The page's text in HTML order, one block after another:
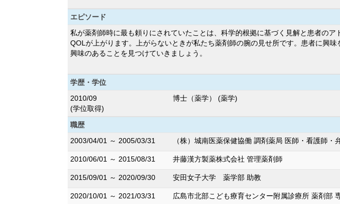
エピソード
私が薬剤師時に最も頼りにされていたことは、科学的根拠に基づく見解と患者の
QOLが上がります。上がらないときが私たち薬剤師の腕の見せ所です。患者に興
興味のあることを見つけていきましょう。
学歴・学位
2010/09
(学位取得)
博士（薬学） (薬学)
職歴
2003/04/01 ～ 2005/03/31
（株）城南医薬保健協働 調剤薬局 医師・看護師・
2010/06/01 ～ 2015/08/31 井藤漢方製薬株式会社 管理薬剤師
2015/09/01 ～ 2020/09/30 安田女子大学 薬学部 助教
2020/10/01 ～ 2021/03/31 広島市北部こども療育センター附属診療所 薬剤部